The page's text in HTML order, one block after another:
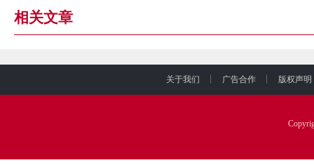
相关文章
关于我们 广告合作 版权声明